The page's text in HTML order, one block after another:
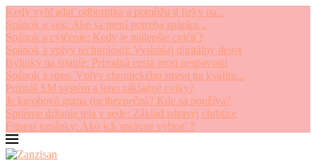
Kedy vyhľadať odborníka a pomôžu ti lieky na...
Spánok a vek: Ako sa mení potreba spánku...
Spánok a cvičenie: Kedy je najlepšie cvičiť?
Spánok a vplyv technológii: Vyskúšaj digitálny detox
Bylinky na spanie: Prírodná cesta proti nespavosti
Spánok a stres: Vplyv chronického stresu na kvalitu...
Poznáš SM systém a jeho základné cviky?
Je karobová guma (ne)bezpečná? Kde sa používa?
Správne držanie tela v sede: Základ zdravej chrbtice
Fitness topánky: Ako ich správne vybrať ?